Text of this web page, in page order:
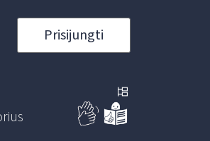
Prisijungti